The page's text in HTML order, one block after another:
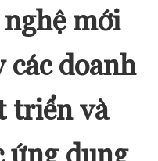
mới
các doanh
triển và
ứng dụng